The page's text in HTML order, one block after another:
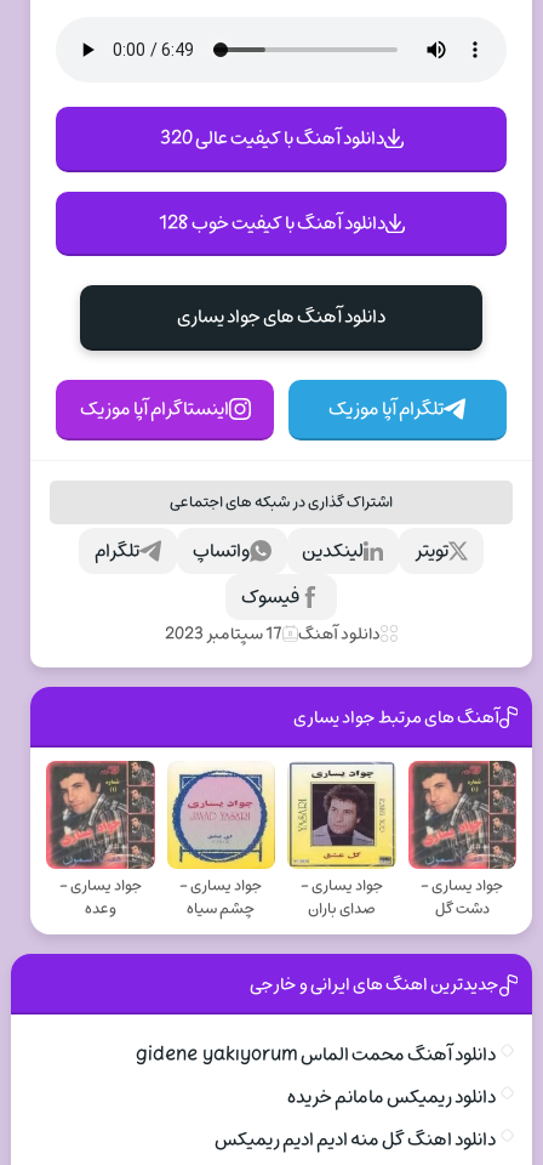
دانلود آهنگ با کیفیت عالی 320
دانلود آهنگ با کیفیت خوب 128
دانلود آهنگ های جواد يساری
تلگرام آپا موزیک اینستاگرام آپا موزیک
اشتراک گذاری در شبکه های اجتماعی
تلگرام واتساپ لینکدین
تویتر
فیسوک
دانلود آهنگ 17 سپتامبر 2023
آهنگ های مرتبط جواد يساری
جواد يساری -
دشت گل
جواد يساری -
صدای باران
جواد يساری -
چشم سیاه
جواد يساری -
وعده
جدیدترین اهنگ های ایرانی و خارجی
دانلود آهنگ محمت الماس gidene yakıyorum
دانلود ریمیکس مامانم خریده
دانلود اهنگ گل منه ادیم ادیم ریمیکس